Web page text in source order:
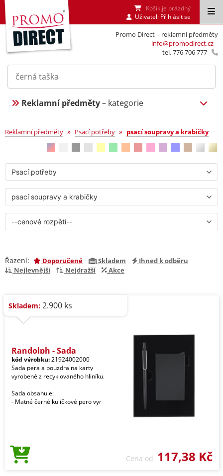
Promo Direct – reklamní předměty
info@promodirect.cz
tel. 776 706 777
Košík je prázdný
Uživatel: Přihlásit se
Reklamní předměty– kategorie
psací soupravy a krabičky
Reklamní předměty » Psací potřeby » psací soupravy a krabičky
Řazení: Doporučené Skladem
Ihned k odběru
Nejlevnější
Nejdražší Akce
Skladem: 2.900 ks
Randolph - Sada
kód výrobku:21924002000
Sada pera a pouzdra na karty
vyrobené z recyklovaného hliníku.
Sada obsahuje:
- Matné černé kuličkové pero vyr
Cena od 117,38 Kč